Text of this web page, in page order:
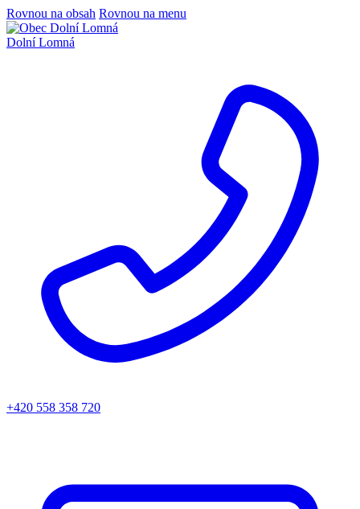
Rovnou na obsah Rovnou na menu
Dolní Lomná
+420 558 358 720